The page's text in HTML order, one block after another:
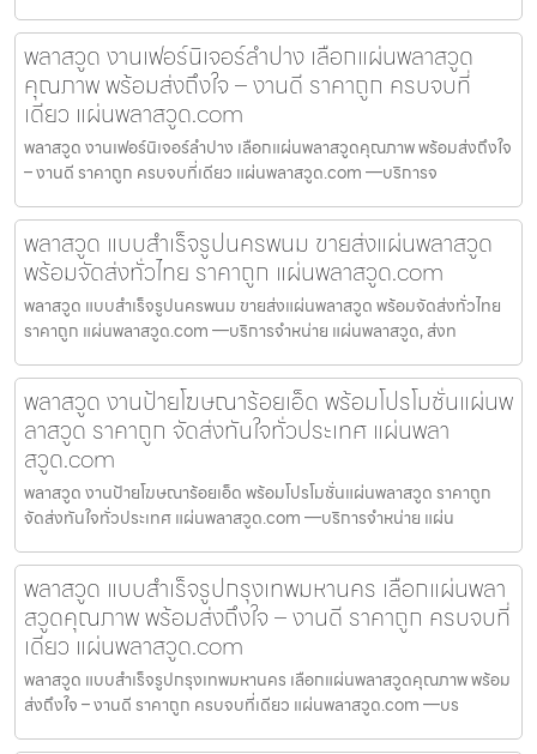
พลาสวูด งานเฟอร์นิเจอร์ลำปาง เลือกแผ่นพลาสวูด
คุณภาพ พร้อมส่งถึงใจ – งานดี ราคาถูก ครบจบที่
เดียว แผ่นพลาสวูด.com
พลาสวูด งานเฟอร์นิเจอร์ลำปาง เลือกแผ่นพลาสวูดคุณภาพ พร้อมส่งถึงใจ
– งานดี ราคาถูก ครบจบที่เดียว แผ่นพลาสวูด.com —บริการจ
พลาสวูด แบบสำเร็จรูปนครพนม ขายส่งแผ่นพลาสวูด
พร้อมจัดส่งทั่วไทย ราคาถูก แผ่นพลาสวูด.com
พลาสวูด แบบสำเร็จรูปนครพนม ขายส่งแผ่นพลาสวูด พร้อมจัดส่งทั่วไทย
ราคาถูก แผ่นพลาสวูด.com —บริการจำหน่าย แผ่นพลาสวูด, ส่งท
พลาสวูด งานป้ายโฆษณาร้อยเอ็ด พร้อมโปรโมชั่นแผ่นพ
ลาสวูด ราคาถูก จัดส่งทันใจทั่วประเทศ แผ่นพลา
สวูด.com
พลาสวูด งานป้ายโฆษณาร้อยเอ็ด พร้อมโปรโมชั่นแผ่นพลาสวูด ราคาถูก
จัดส่งทันใจทั่วประเทศ แผ่นพลาสวูด.com —บริการจำหน่าย แผ่น
พลาสวูด แบบสำเร็จรูปกรุงเทพมหานคร เลือกแผ่นพลา
สวูดคุณภาพ พร้อมส่งถึงใจ – งานดี ราคาถูก ครบจบที่
เดียว แผ่นพลาสวูด.com
พลาสวูด แบบสำเร็จรูปกรุงเทพมหานคร เลือกแผ่นพลาสวูดคุณภาพ พร้อม
ส่งถึงใจ – งานดี ราคาถูก ครบจบที่เดียว แผ่นพลาสวูด.com —บร